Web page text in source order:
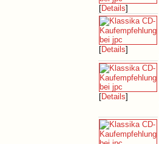
[Details]
[Details]
[Details]